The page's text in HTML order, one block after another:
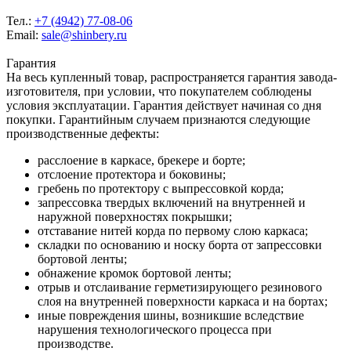
Тел.: +7 (4942) 77-08-06
Email: sale@shinbery.ru
Гарантия
На весь купленный товар, распространяется гарантия завода-
изготовителя, при условии, что покупателем соблюдены
условия эксплуатации. Гарантия действует начиная со дня
покупки. Гарантийным случаем признаются следующие
производственные дефекты:
расслоение в каркасе, брекере и борте;
отслоение протектора и боковины;
гребень по протектору с выпрессовкой корда;
запрессовка твердых включений на внутренней и
наружной поверхностях покрышки;
отставание нитей корда по первому слою каркаса;
складки по основанию и носку борта от запрессовки
бортовой ленты;
обнажение кромок бортовой ленты;
отрыв и отслаивание герметизирующего резинового
слоя на внутренней поверхности каркаса и на бортах;
иные повреждения шины, возникшие вследствие
нарушения технологического процесса при
производстве.